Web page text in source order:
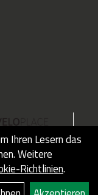
Ihren Lesern das
Weitere
Richtlinien.